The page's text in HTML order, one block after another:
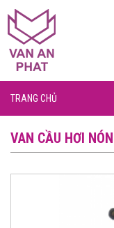
TRANG CHỦ
VAN CẦU HƠI